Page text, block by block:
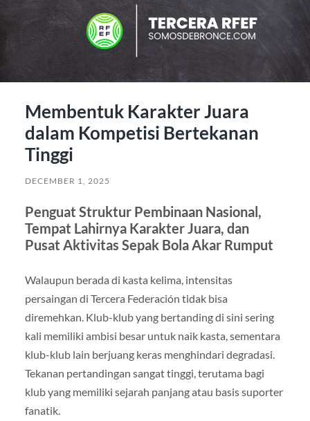
Membentuk Karakter Juara
dalam Kompetisi Bertekanan
Tinggi
DECEMBER 1, 2025
Penguat Struktur Pembinaan Nasional,
Tempat Lahirnya Karakter Juara, dan
Pusat Aktivitas Sepak Bola Akar Rumput
Walaupun berada di kasta kelima, intensitas
persaingan di Tercera Federación tidak bisa
diremehkan. Klub-klub yang bertanding di sini sering
kali memiliki ambisi besar untuk naik kasta, sementara
klub-klub lain berjuang keras menghindari degradasi.
Tekanan pertandingan sangat tinggi, terutama bagi
klub yang memiliki sejarah panjang atau basis suporter
fanatik.